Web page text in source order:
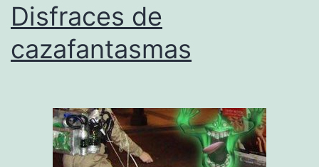
Disfraces de
cazafantasmas